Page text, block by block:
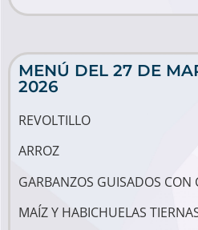
MENÚ DEL 27 DE
2026
REVOLTILLO
ARROZ
GARBANZOS GUISADOS CON
MAÍZ Y HABICHUELAS